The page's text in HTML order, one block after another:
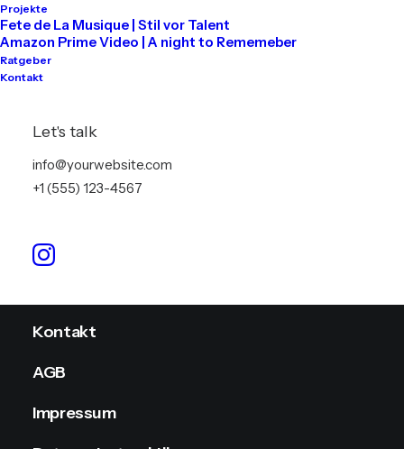
Projekte
Fete de La Musique | Stil vor Talent
Amazon Prime Video | A night to Rememeber
Ratgeber
Kontakt
Let's talk
info@yourwebsite.com
+1 (555) 123-4567
Mieten
Tontechnik
Videotechnik
Info
Kontakt
AGB
Impressum